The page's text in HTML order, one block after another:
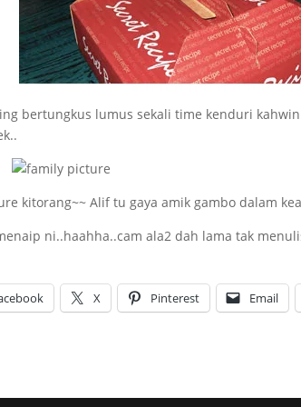
bertungkus lumus sekali time kenduri
kitorang~~ Alif tu gaya amik gambo dalam
ni..haahha..cam ala2 dah lama tak
X Pinterest Email